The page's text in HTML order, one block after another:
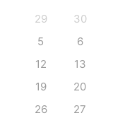
29 30
5
6
12
13
19
20
26
27